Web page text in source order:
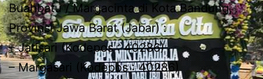
Buahbatu / Margacinta di Kota Bandung,
Provinsi Jawa Barat (Jabar) :
– Jatisari (Kodepos : 40286)
– Margasari (Kodepos : 40286)